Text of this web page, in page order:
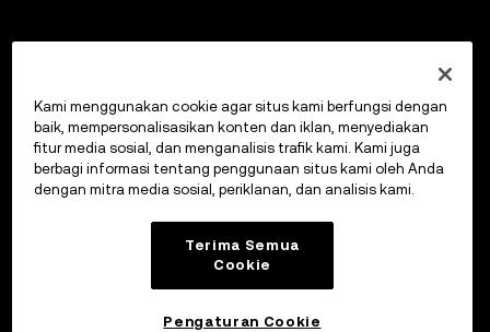
Kami menggunakan cookie agar situs kami berfungsi dengan
baik, mempersonalisasikan konten dan iklan, menyediakan
fitur media sosial, dan menganalisis trafik kami. Kami juga
berbagi informasi tentang penggunaan situs kami oleh Anda
dengan mitra media sosial, periklanan, dan analisis kami.
Terima Semua
Cookie
Pengaturan Cookie